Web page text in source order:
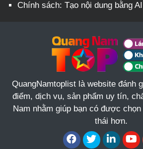
Chính sách: Tạo nội dung bằng
QuangNamtoplist là website đánh
điểm, dịch vụ, sản phẩm uy tín,
Nam nhằm giúp bạn có được
thái hơn.